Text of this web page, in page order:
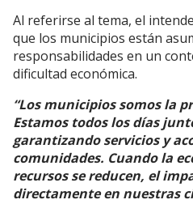
Al referirse al tema, el
que los municipios están
responsabilidades en un
dificultad económica.
“Los municipios somos la
Estamos todos los días
garantizando servicios y
comunidades. Cuando la
recursos se reducen, el
directamente en nuestras